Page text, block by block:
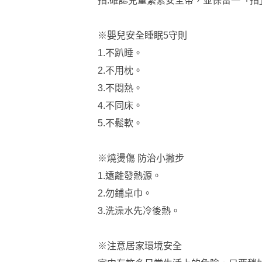
※嬰兒安全睡眠5守則
1.不趴睡。
2.不用枕。
3.不悶熱。
4.不同床。
5.不鬆軟。
※燒燙傷 防治小撇步
1.遠離發熱源。
2.勿鋪桌巾。
3.洗澡水先冷後熱。
※注意居家環境安全